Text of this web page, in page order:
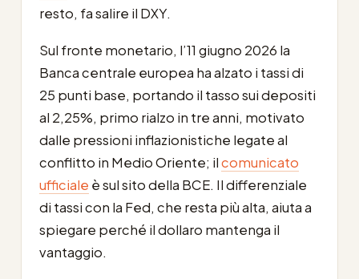
resto, fa salire il DXY.
Sul fronte monetario, l’11 giugno 2026 la
Banca centrale europea ha alzato i tassi di
25 punti base, portando il tasso sui depositi
al 2,25%, primo rialzo in tre anni, motivato
dalle pressioni inflazionistiche legate al
conflitto in Medio Oriente; ilcomunicato
ufficiale è sul sito della BCE. Il differenziale
di tassi con la Fed, che resta più alta, aiuta a
spiegare perché il dollaro mantenga il
vantaggio.